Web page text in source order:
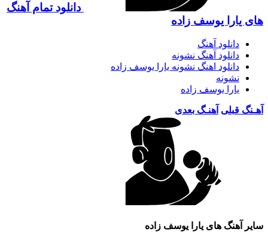
دانلود تمام آهنگ
های یارا یوسف زاده
دانلود آهنگ
دانلود آهنگ نشونه
دانلود اهنگ نشونه یارا یوسف زاده
نشونه
یارا یوسف زاده
آهـنگ قبلی آهنـگ بعدی
سایر آهنگ های یارا یوسف زاده